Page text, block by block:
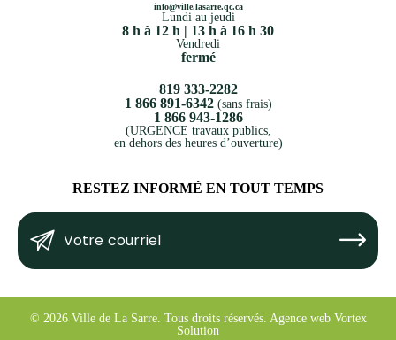
info@ville.lasarre.qc.ca
Lundi au jeudi
8 h à 12 h | 13 h à 16 h 30
Vendredi
fermé
819 333-2282
1 866 891-6342(sans frais)
1 866 943-1286
(URGENCE travaux publics,
en dehors des heures d’ouverture)
RESTEZ INFORMÉ EN TOUT TEMPS
Votre
courriel
(Nécessaire)
Submit
© 2026 Ville de La Sarre. Tous droits réservés. Agence web Vortex
Solution